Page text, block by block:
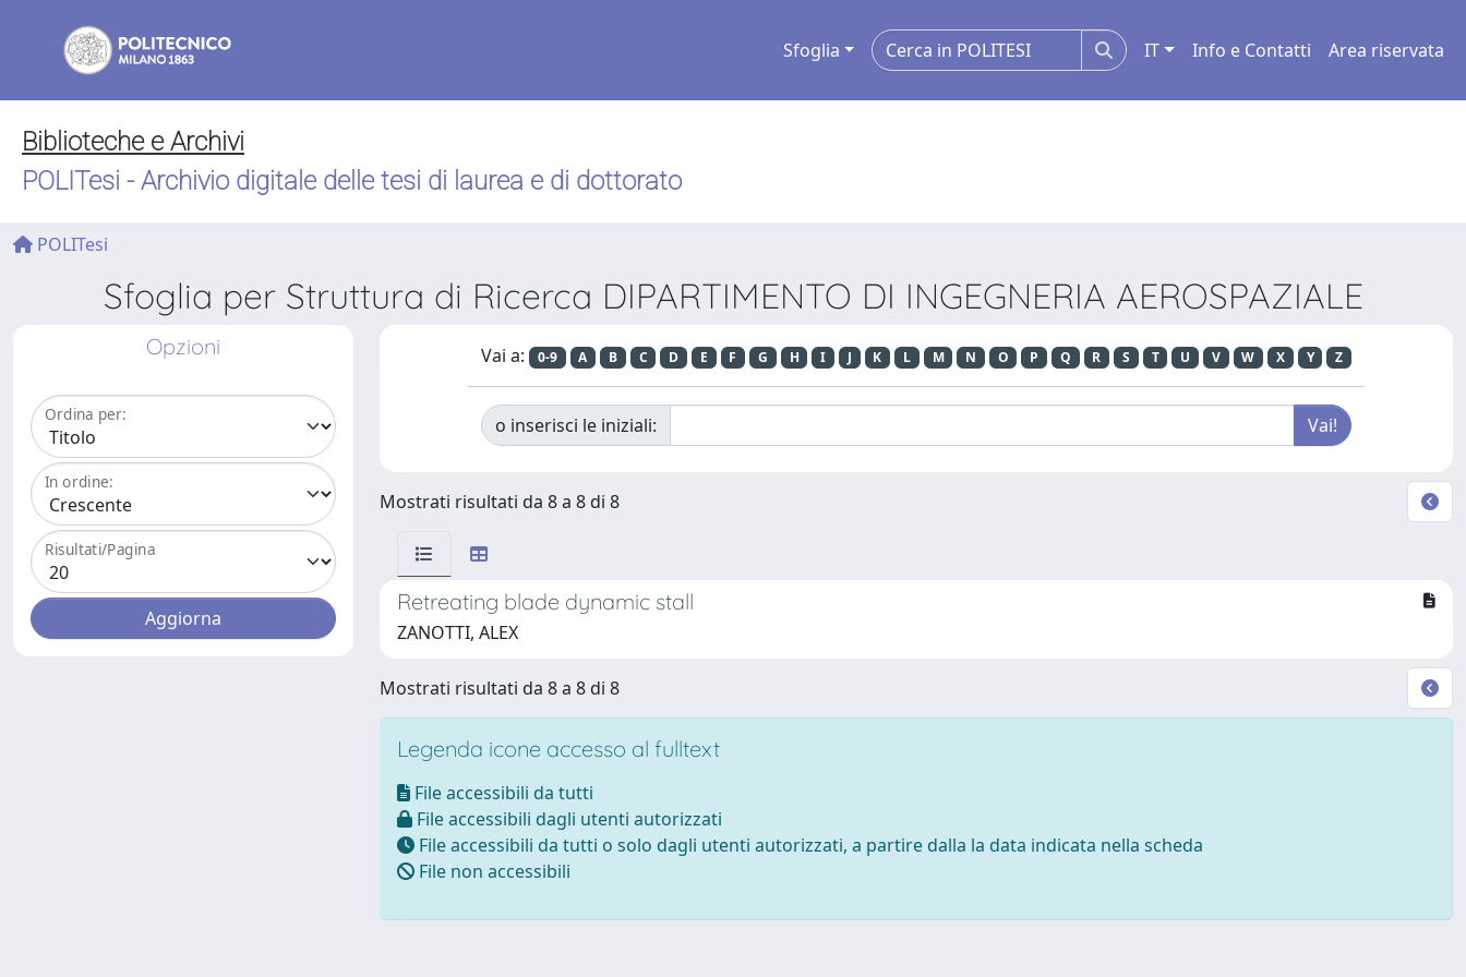
Sfoglia IT Info e Contatti Area riservata
Biblioteche e Archivi
POLITesi - Archivio digitale delle tesi di laurea e di dottorato
POLITesi
Sfoglia per Struttura di Ricerca DIPARTIMENTO DI INGEGNERIA AEROSPAZIALE
Opzioni
Ordina per:
In ordine:
Risultati/Pagina
Vai a: 0-9 A B C D E F G H I J K L M N O P Q R S T U V W X Y Z
o inserisci le iniziali:
Mostrati risultati da 8 a 8 di 8
Retreating blade dynamic stall
ZANOTTI, ALEX
Mostrati risultati da 8 a 8 di 8
Legenda icone accesso al fulltext
File accessibili da tutti
File accessibili dagli utenti autorizzati
File accessibili da tutti o solo dagli utenti autorizzati, a partire dalla la data indicata nella scheda
File non accessibili